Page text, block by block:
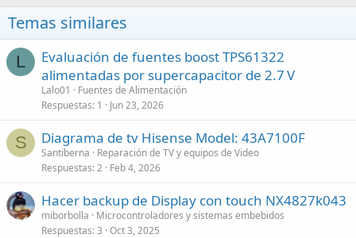
Temas similares
L
Evaluación de fuentes boost TPS61322
alimentadas por supercapacitor de 2.7 V
Lalo01
Fuentes de Alimentación
Respuestas 1 Jun 23, 2026
S Diagrama de tv Hisense Model: 43A7100F
Santiberna
Reparación de TV y equipos de Video
Respuestas 2 Feb 4, 2026
Hacer backup de Display con touch NX4827k043
miborbolla
Microcontroladores y sistemas embebidos
Respuestas 3 Oct 3, 2025